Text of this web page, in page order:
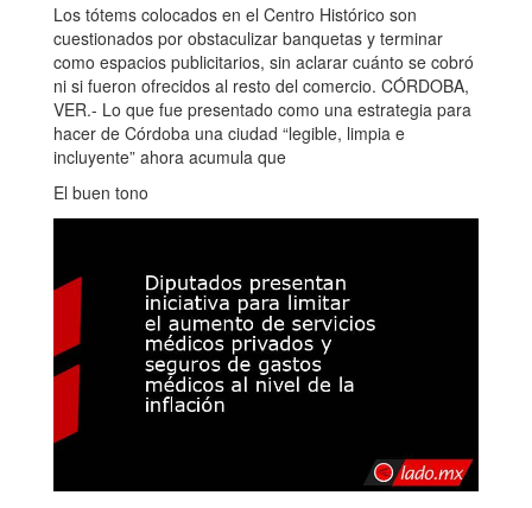
Los tótems colocados en el Centro Histórico son
cuestionados por obstaculizar banquetas y terminar
como espacios publicitarios, sin aclarar cuánto se cobró
ni si fueron ofrecidos al resto del comercio. CÓRDOBA,
VER.- Lo que fue presentado como una estrategia para
hacer de Córdoba una ciudad “legible, limpia e
incluyente” ahora acumula que
El buen tono